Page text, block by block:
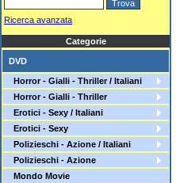
Ricerca avanzata
Categorie
DVD
Horror - Gialli - Thriller / Italiani
Horror - Gialli - Thriller
Erotici - Sexy / Italiani
Erotici - Sexy
Polizieschi - Azione / Italiani
Polizieschi - Azione
Mondo Movie